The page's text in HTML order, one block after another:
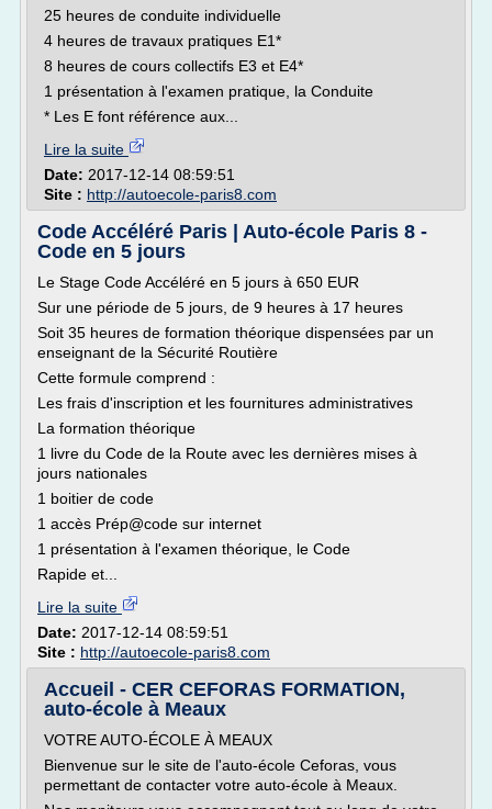
25 heures de conduite individuelle
4 heures de travaux pratiques E1*
8 heures de cours collectifs E3 et E4*
1 présentation à l'examen pratique, la Conduite
* Les E font référence aux...
Lire la suite
Date: 2017-12-14 08:59:51
Site : http://autoecole-paris8.com
Code Accéléré Paris | Auto-école Paris 8 -
Code en 5 jours
Le Stage Code Accéléré en 5 jours à 650 EUR
Sur une période de 5 jours, de 9 heures à 17 heures
Soit 35 heures de formation théorique dispensées par un
enseignant de la Sécurité Routière
Cette formule comprend :
Les frais d'inscription et les fournitures administratives
La formation théorique
1 livre du Code de la Route avec les dernières mises à
jours nationales
1 boitier de code
1 accès Prép@code sur internet
1 présentation à l'examen théorique, le Code
Rapide et...
Lire la suite
Date: 2017-12-14 08:59:51
Site : http://autoecole-paris8.com
Accueil - CER CEFORAS FORMATION,
auto-école à Meaux
VOTRE AUTO-ÉCOLE À MEAUX
Bienvenue sur le site de l'auto-école Ceforas, vous
permettant de contacter votre auto-école à Meaux.